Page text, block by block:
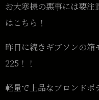
お大寒様の悪事には要注
はこちら！
昨日に続きギブソンの
225！！
軽量で上品なブロンドボ